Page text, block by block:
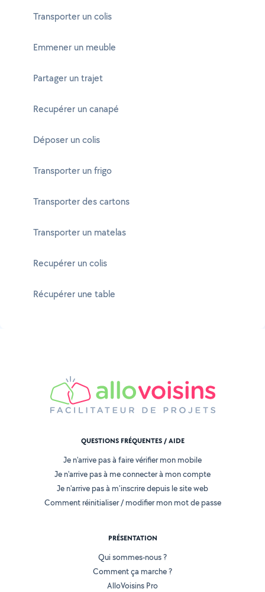
Transporter un colis
Emmener un meuble
Partager un trajet
Recupérer un canapé
Déposer un colis
Transporter un frigo
Transporter des cartons
Transporter un matelas
Recupérer un colis
Récupérer une table
QUESTIONS FRÉQUENTES / AIDE
Je n'arrive pas à faire vérifier mon mobile
Je n'arrive pas à me connecter à mon compte
Je n'arrive pas à m'inscrire depuis le site web
Comment réinitialiser / modifier mon mot de passe
PRÉSENTATION
Qui sommes-nous ?
Comment ça marche ?
AlloVoisins Pro